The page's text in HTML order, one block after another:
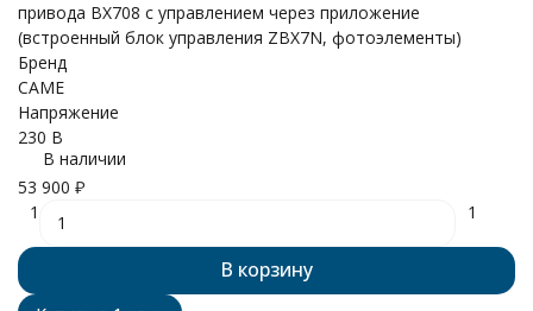
привода BX708 с управлением через приложение
(встроенный блок управления ZBX7N, фотоэлементы)
Бренд
CAME
Напряжение
230 В
В наличии
53 900 ₽
1
1
В корзину